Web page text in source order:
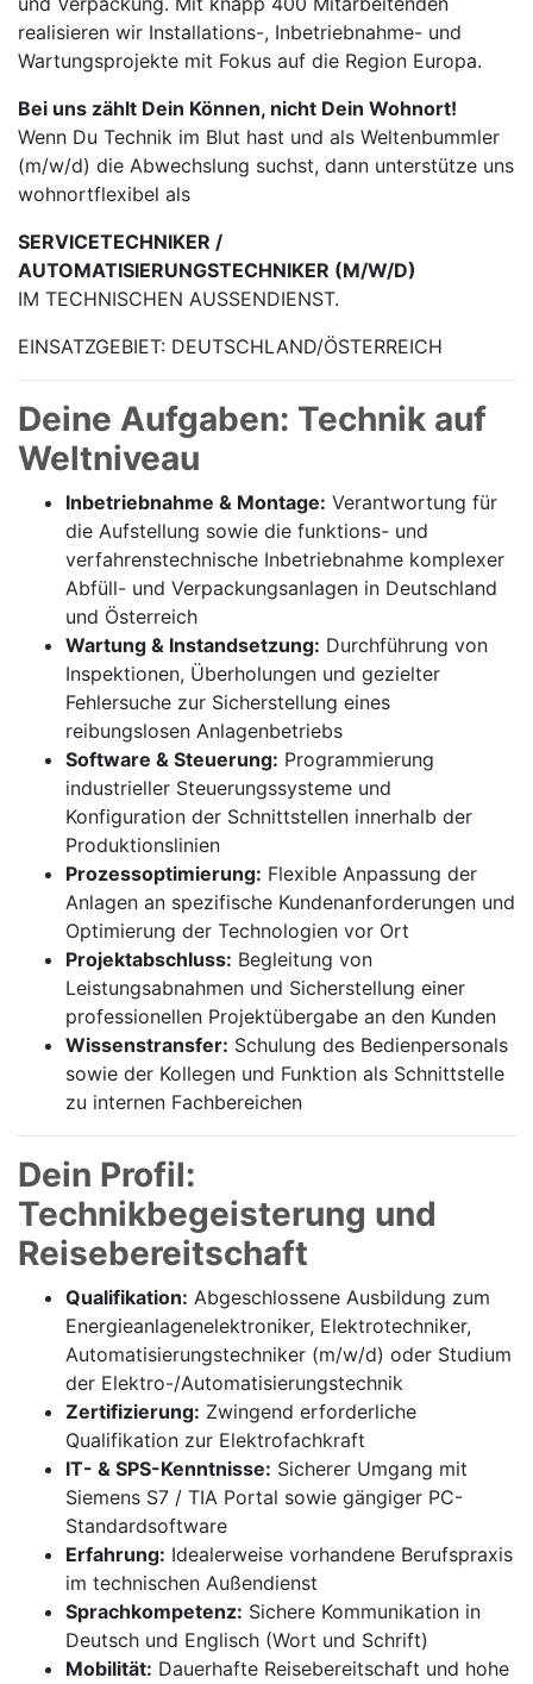
realisieren wir Installations-, Inbetrieb­nahme- und
Wartungs­projekte mit Fokus auf die Region Europa.
Bei uns zählt Dein Können, nicht Dein Wohnort!
Wenn Du Technik im Blut hast und als Weltenbummler
(m/w/d) die Abwechslung suchst, dann unterstütze uns
wohnortflexibel als
SERVICETECHNIKER /
AUTOMATISIERUNGSTECHNIKER (M/W/D)
IM TECHNISCHEN AUSSENDIENST.
EINSATZGEBIET: DEUTSCHLAND/ÖSTERREICH
Deine Aufgaben: Technik auf
Weltniveau
Inbetriebnahme & Montage: Verantwortung für
die Aufstellung sowie die funktions- und
verfahrenstechnische Inbetriebnahme komplexer
Abfüll- und Verpackungsanlagen in Deutschland
und Österreich
Wartung & Instandsetzung: Durchführung von
Inspektionen, Überholungen und gezielter
Fehlersuche zur Sicherstellung eines
reibungslosen Anlagenbetriebs
Software & Steuerung: Programmierung
industrieller Steuerungssysteme und
Konfiguration der Schnittstellen innerhalb der
Produktionslinien
Prozessoptimierung: Flexible Anpassung der
Anlagen an spezifische Kundenanforderungen und
Optimierung der Technologien vor Ort
Projektabschluss: Begleitung von
Leistungsabnahmen und Sicherstellung einer
professionellen Projektübergabe an den Kunden
Wissenstransfer: Schulung des Bedienpersonals
sowie der Kollegen und Funktion als Schnittstelle
zu internen Fachbereichen
Dein Profil:
Technikbegeisterung und
Reisebereitschaft
Qualifikation: Abgeschlossene Ausbildung zum
Energieanlagenelektroniker, Elektrotechniker,
Automatisierungstechniker (m/w/d) oder Studium
der Elektro-/Automatisierungstechnik
Zertifizierung: Zwingend erforderliche
Qualifikation zur Elektrofachkraft
IT- & SPS-Kenntnisse: Sicherer Umgang mit
Siemens S7 / TIA Portal sowie gängiger PC-
Standardsoftware
Erfahrung: Idealerweise vorhandene Berufspraxis
im technischen Außendienst
Sprachkompetenz: Sichere Kommunikation in
Deutsch und Englisch (Wort und Schrift)
Mobilität: Dauerhafte Reisebereitschaft und hohe